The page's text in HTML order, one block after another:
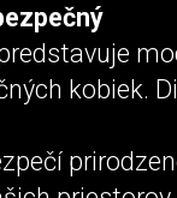
kobiek.